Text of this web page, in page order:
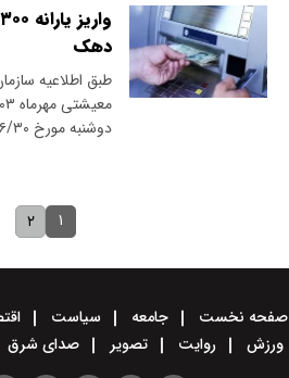
دهک
طبق اطلاعیه
دوشنبه مورخ ۱۴۰۳/۰۶/۳۰ به حساب…
۱ ۲
صفحه نخست جامعه سیاست
ورزش
روایت تصویر صدای شرق